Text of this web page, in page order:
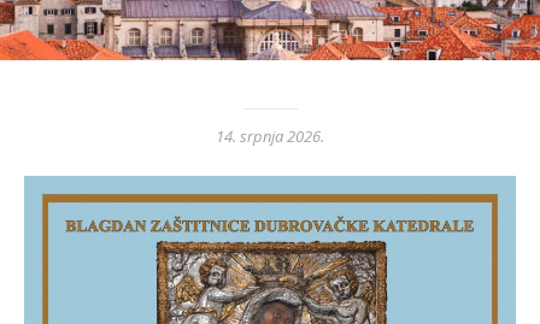
14. srpnja 2026.